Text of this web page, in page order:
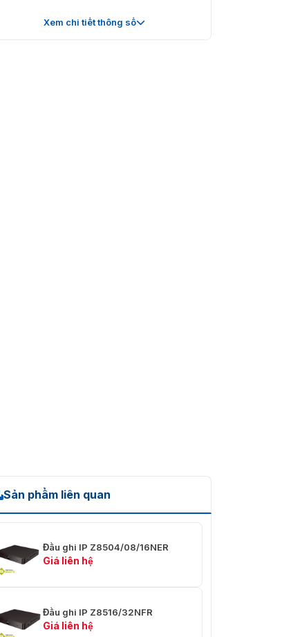
⭐ 6,55Mpps
Xem chi tiết thông số
Sản phẩm liên quan
Đầu ghi IP Z8504/08/16NER
Giá liên hệ
Đầu ghi IP Z8516/32NFR
Giá liên hệ